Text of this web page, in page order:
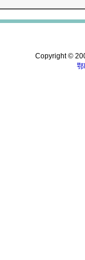
Copyright ©